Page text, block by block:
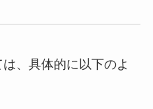
、具体的に以下のよ